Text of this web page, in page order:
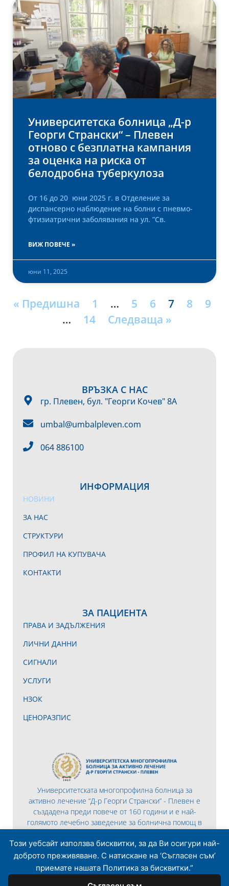
Този уебсайт използва бисквитки, за да Ви осигури най-
доброто преживяване. С натискане на ‘Съгласен съм’
приемате нашата Политика за бисквитки.”
Университетска болница „Д-р
Георги Странски“ – Плевен
oтново с безплатна кампания
за оценка на риска от
белодробна туберкулоза
От 16 до 20 юни 2025 г. в Отделение за
диспансерно наблюдение на болни с пневмо-
фтизиатрични заболявания на ул. ”Св.
ВИЖ ПОВЕЧЕ »
юни 11, 2025
« Предишна 1 … 5 6 7 8
9
…
14 Следваща »
Университетската многопрофилна болница за
активно лечение “Д-р Георги Странски” - Плевен е
създадена преди повече от 160 години и е най-
голямото лечебно заведение за болнична помощ в
ИНФОРМАЦИЯ
НОВИНИ
ЗА НАС
СТРУКТУРИ
ПРОФИЛ НА КУПУВАЧА
КОНТАКТИ
ЗА ПАЦИЕНТА
ПРАВА И ЗАДЪЛЖЕНИЯ
ЛИЧНИ ДАННИ
СИГНАЛИ
УСЛУГИ
НЗОК
ЦЕНОРАЗПИС
ВРЪЗКА С НАС
гр. Плевен, бул. "Георги Кочев" 8А
umbal@umbalpleven.com
064 886100